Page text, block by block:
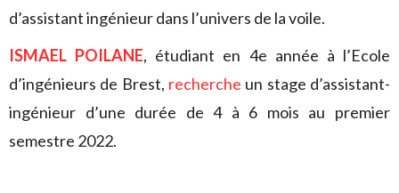
d’assistant ingénieur dans l’univers de la voile.
ISMAEL POILANE, étudiant en 4e année à l’Ecole
d’ingénieurs de Brest, recherche un stage d’assistant-
ingénieur d’une durée de 4 à 6 mois au premier
semestre 2022.